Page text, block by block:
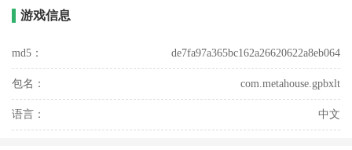
游戏信息
md5： de7fa97a365bc162a26620622a8eb064
包名： com.metahouse.gpbxlt
语言： 中文